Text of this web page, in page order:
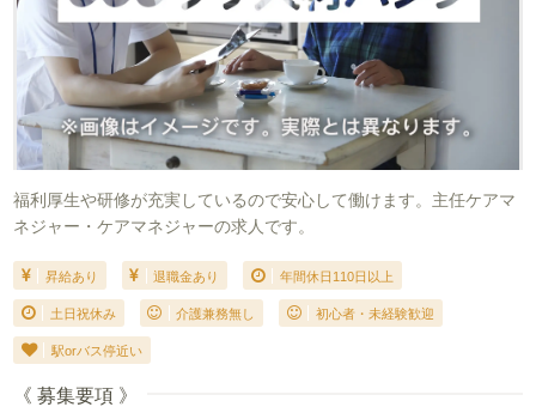
福利厚生や研修が充実しているので安心して働けます。主任ケアマ
ネジャー・ケアマネジャーの求人です。
昇給あり 退職金あり 年間休日110日以上
土日祝休み 介護兼務無し 初心者・未経験歓迎
駅orバス停近い
《 募集要項 》